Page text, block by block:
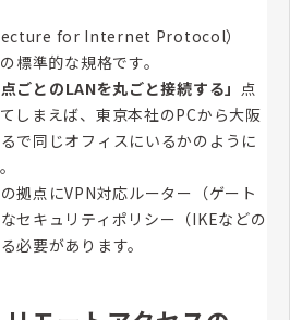
for Internet Protocol）
標準的な規格です。
点ごとのLANを丸ごと接続する」 点
しまえば、東京本社のPCから大阪
で同じオフィスにいるかのように
拠点にVPN対応ルーター（ゲート
セキュリティポリシー（IKEなどの
必要があります。